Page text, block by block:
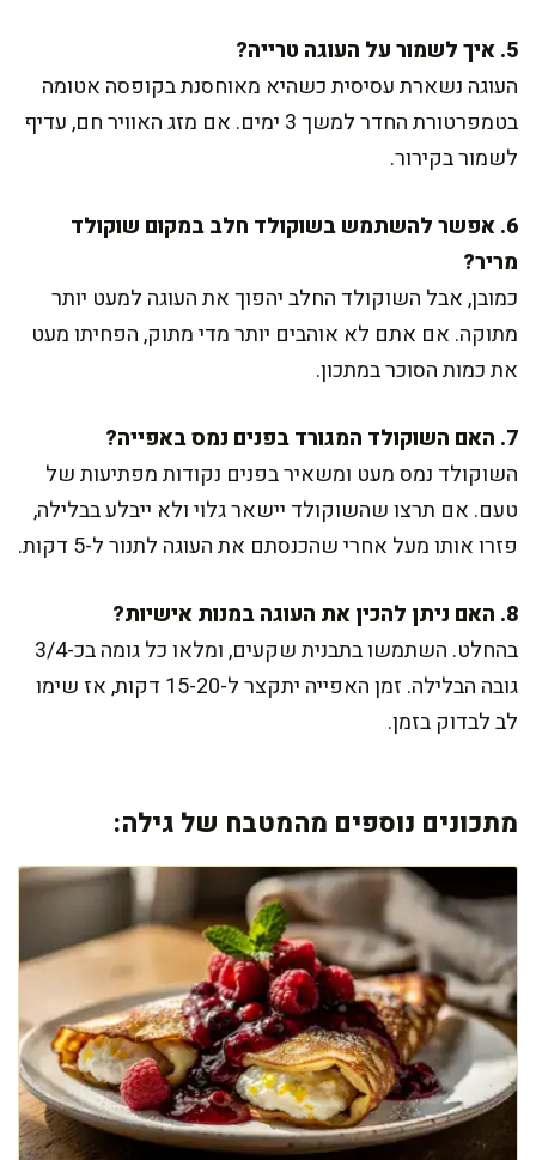
5. איך לשמור על העוגה טרייה?
העוגה נשארת עסיסית כשהיא מאוחסנת בקופסה אטומה
בטמפרטורת החדר למשך 3 ימים. אם מזג האוויר חם, עדיף
לשמור בקירור.
6. אפשר להשתמש בשוקולד חלב במקום שוקולד
מריר?
כמובן, אבל השוקולד החלב יהפוך את העוגה למעט יותר
מתוקה. אם אתם לא אוהבים יותר מדי מתוק, הפחיתו מעט
את כמות הסוכר במתכון.
7. האם השוקולד המגורד בפנים נמס באפייה?
השוקולד נמס מעט ומשאיר בפנים נקודות מפתיעות של
טעם. אם תרצו שהשוקולד יישאר גלוי ולא ייבלע בבלילה,
פזרו אותו מעל אחרי שהכנסתם את העוגה לתנור ל-5 דקות.
8. האם ניתן להכין את העוגה במנות אישיות?
בהחלט. השתמשו בתבנית שקעים, ומלאו כל גומה בכ-3/4
גובה הבלילה. זמן האפייה יתקצר ל-15-20 דקות, אז שימו
לב לבדוק בזמן.
מתכונים נוספים מהמטבח של גילה: